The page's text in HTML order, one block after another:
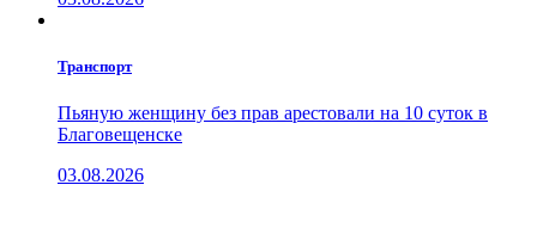
Транспорт
Пьяную женщину без прав арестовали на 10 суток в
Благовещенске
03.08.2026